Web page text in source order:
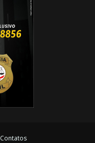
Contatos